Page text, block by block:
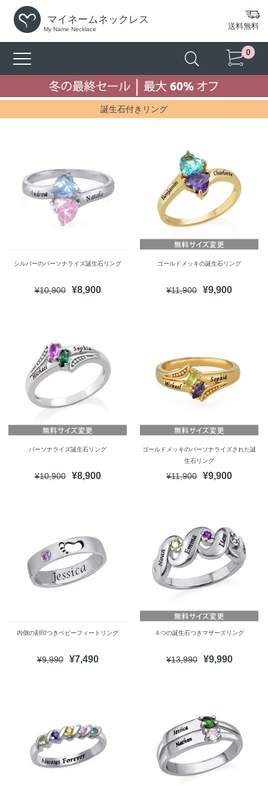
マイネームネックレス
My Name Necklace 送料無料
0
誕生石付きリング
シルバーのパーソナライズ誕生石リング
¥10,900 ¥8,900
ゴールドメッキの誕生石リング
¥11,900 ¥9,900
パーソナライズ誕生石リング
¥10,900 ¥8,900
ゴールドメッキのパーソナライズされた誕
生石リング
¥11,900 ¥9,900
内側の刻印つきベビーフィートリング
¥9,990 ¥7,490
４つの誕生石つきマザーズリング
¥13,990 ¥9,990